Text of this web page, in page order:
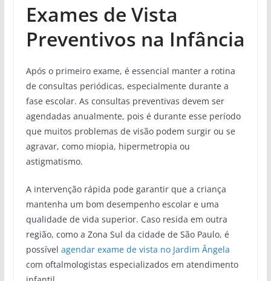
Exames de Vista
Preventivos na Infância
Após o primeiro exame, é essencial manter a rotina
de consultas periódicas, especialmente durante a
fase escolar. As consultas preventivas devem ser
agendadas anualmente, pois é durante esse período
que muitos problemas de visão podem surgir ou se
agravar, como miopia, hipermetropia ou
astigmatismo.
A intervenção rápida pode garantir que a criança
mantenha um bom desempenho escolar e uma
qualidade de vida superior. Caso resida em outra
região, como a Zona Sul da cidade de São Paulo, é
possível agendar exame de vista no Jardim Ângela
com oftalmologistas especializados em atendimento